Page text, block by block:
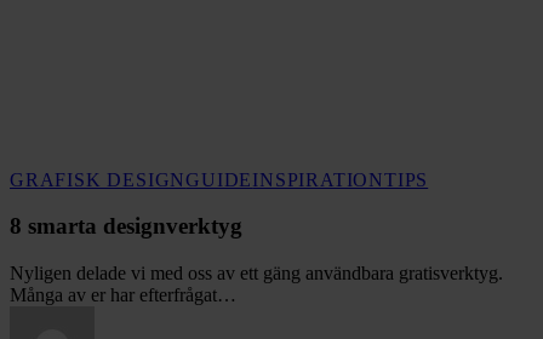
GRAFISK DESIGNGUIDEINSPIRATIONTIPS
8 smarta designverktyg
Nyligen delade vi med oss av ett gäng användbara gratisverktyg.
Många av er har efterfrågat…